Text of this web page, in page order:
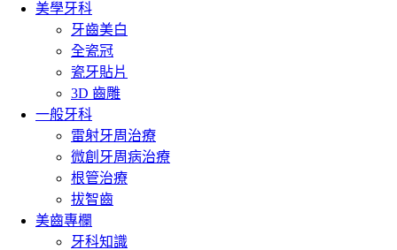
美學牙科
牙齒美白
全瓷冠
瓷牙貼片
3D 齒雕
一般牙科
雷射牙周治療
微創牙周病治療
根管治療
拔智齒
美齒專欄
牙科知識